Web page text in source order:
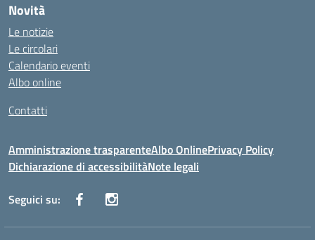
Novità
Le notizie
Le circolari
Calendario eventi
Albo online
Contatti
Amministrazione trasparenteAlbo OnlinePrivacy Policy
Dichiarazione di accessibilitàNote legali
Seguici su: